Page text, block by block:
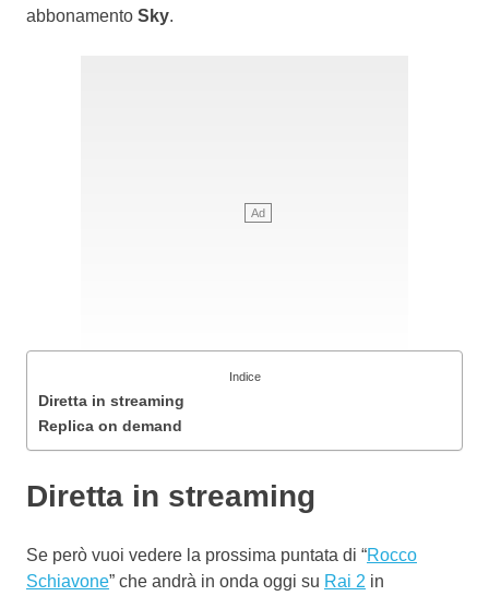
abbonamento Sky.
Indice
Diretta in streaming
Replica on demand
Diretta in streaming
Se però vuoi vedere la prossima puntata di “Rocco
Schiavone” che andrà in onda oggi su Rai 2 in